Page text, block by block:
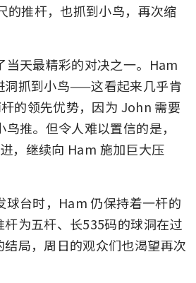
的推杆，也抓到小鸟，再次缩
当天最精彩的对决之一。Ham
洞抓到小鸟——这看起来几乎肯
的领先优势，因为 John 需要
推。但令人难以置信的是，
，继续向 Ham 施加巨大压
球台时，Ham 仍保持着一杆的
为五杆、长535码的球洞在过
局，周日的观众们也渴望再次